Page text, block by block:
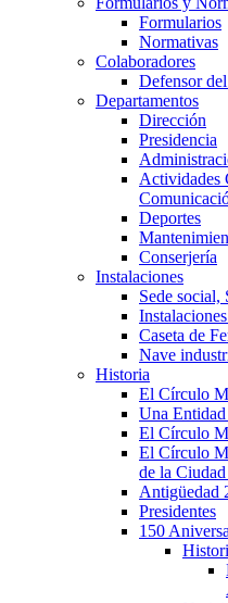
Formularios
Normativas
Colaboradores
Defensor
Departamentos
Dirección
Presidencia
Actividades
Deportes
Conserjería
Instalaciones
Sede social,
Caseta de
Nave
Historia
El Círculo
Una
El Círculo
El Círculo
de la
Antigüedad
Presidentes
150